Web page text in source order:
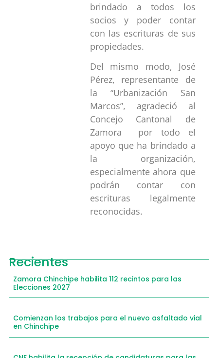
brindado a todos los
socios y poder contar
con las escrituras de sus
propiedades.
Del mismo modo, José
Pérez, representante de
la “Urbanización San
Marcos”, agradeció al
Concejo Cantonal de
Zamora por todo el
apoyo que ha brindado a
la organización,
especialmente ahora que
podrán contar con
escrituras legalmente
reconocidas.
Recientes
Zamora Chinchipe habilita 112 recintos para las
Elecciones 2027
Comienzan los trabajos para el nuevo asfaltado vial
en Chinchipe